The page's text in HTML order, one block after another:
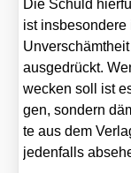
Die Schuld
ist ins­be­son­de­re
aus­ge­drückt.
wecken soll ist
gen, son­dern
te aus dem
jeden­falls